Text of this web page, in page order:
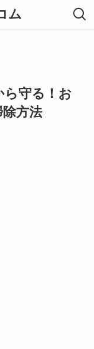
ム
守る！お
方法